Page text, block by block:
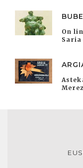
On
Saria